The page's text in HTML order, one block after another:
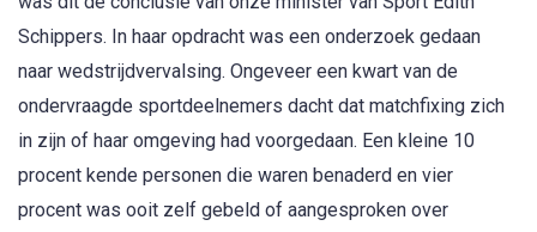
Schippers. In haar opdracht was een onderzoek gedaan
naar wedstrijdvervalsing. Ongeveer een kwart van de
ondervraagde sportdeelnemers dacht dat matchfixing zich
in zijn of haar omgeving had voorgedaan. Een kleine 10
procent kende personen die waren benaderd en vier
procent was ooit zelf gebeld of aangesproken over